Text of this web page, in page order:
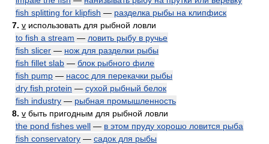
fish splitting for klipfish — разделка рыбы на клипфиск
7. v использовать для рыбной ловли
to fish a stream — ловить рыбу в ручье
fish slicer — нож для разделки рыбы
fish fillet slab — блок рыбного филе
fish pump — насос для перекачки рыбы
dry fish protein — сухой рыбный белок
fish industry — рыбная промышленность
8. v быть пригодным для рыбной ловли
the pond fishes well — в этом пруду хорошо ловится рыба
fish conservatory — садок для рыбы